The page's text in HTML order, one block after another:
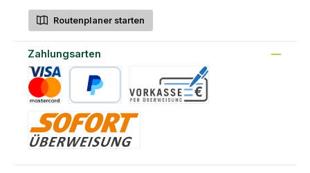
Routenplaner starten
Zahlungsarten